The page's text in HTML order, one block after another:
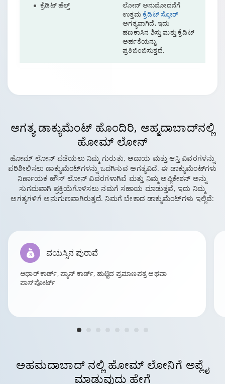
ಕ್ರೆಡಿಟ್ ಹೆಲ್ತ್
ಲೋನ್ ಅನುಮೋದನೆಗೆ
ಉತ್ತಮಕ್ರೆಡಿಟ್ ಸ್ಕೋರ್
ಅಗತ್ಯವಾಗಿದೆ, ಇದು
ಹಣಕಾಸಿನ ಶಿಸ್ತು ಮತ್ತು ಕ್ರೆಡಿಟ್
ಅರ್ಹತೆಯನ್ನು
ಪ್ರತಿಬಿಂಬಿಸುತ್ತದೆ.
ಅಗತ್ಯ ಡಾಕ್ಯುಮೆಂಟ್‌ ಹೊಂದಿರಿ, ಅಹ್ಮದಾಬಾದ್‌ನಲ್ಲಿ
ಹೋಮ್ ಲೋನ್
ಹೋಮ್ ಲೋನ್ ಪಡೆಯಲು ನಿಮ್ಮ ಗುರುತು, ಆದಾಯ ಮತ್ತು ಆಸ್ತಿ ವಿವರಗಳನ್ನು
ಪರಿಶೀಲಿಸಲು ಡಾಕ್ಯುಮೆಂಟ್‌ಗಳನ್ನು ಒದಗಿಸುವ ಅಗತ್ಯವಿದೆ. ಈ ಡಾಕ್ಯುಮೆಂಟ್‌ಗಳು
ನಿರ್ಣಾಯಕ ಹೌಸ್ ಲೋನ್ ವಿವರಗಳಾಗಿವೆ ಮತ್ತು ನಿಮ್ಮ ಅಪ್ಲಿಕೇಶನ್ ಅನ್ನು
ಸುಗಮವಾಗಿ ಪ್ರಕ್ರಿಯೆಗೊಳಿಸಲು ನಮಗೆ ಸಹಾಯ ಮಾಡುತ್ತವೆ, ಇದು ನಿಮ್ಮ
ಅಗತ್ಯಗಳಿಗೆ ಅನುಗುಣವಾಗಿರುತ್ತದೆ. ನಿಮಗೆ ಬೇಕಾದ ಡಾಕ್ಯುಮೆಂಟ್‌ಗಳು ಇಲ್ಲಿವೆ:
ವಯಸ್ಸಿನ ಪುರಾವೆ
ಆಧಾರ್ ಕಾರ್ಡ್, ಪ್ಯಾನ್ ಕಾರ್ಡ್, ಹುಟ್ಟಿದ ಪ್ರಮಾಣಪತ್ರ ಅಥವಾ
ಪಾಸ್‌ಪೋರ್ಟ್
ಅಹಮದಾಬಾದ್ನಲ್ಲಿ ಹೋಮ್ ಲೋನಿಗೆ ಅಪ್ಲೈ
ಮಾಡುವುದು ಹೇಗೆ